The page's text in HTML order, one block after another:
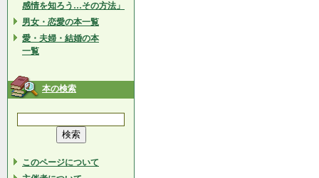
感情を知ろう…その方法」
男女・恋愛の本一覧
愛・夫婦・結婚の本
一覧
本の検索
このページについて